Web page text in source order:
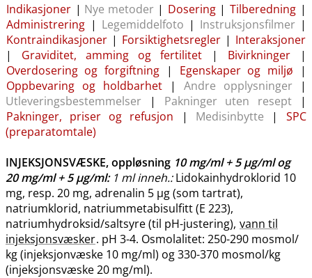
Indikasjoner | Nye metoder | Dosering | Tilberedning |
Administrering | Legemiddelfoto | Instruksjonsfilmer|
Kontraindikasjoner | Forsiktighetsregler | Interaksjoner
| Graviditet, amming og fertilitet | Bivirkninger |
Overdosering og forgiftning | Egenskaper og miljø |
Oppbevaring og holdbarhet |Andre opplysninger |
Utleveringsbestemmelser | Pakninger uten resept |
Pakninger, priser og refusjon | Medisinbytte | SPC
(preparatomtale)
INJEKSJONSVÆSKE, oppløsning 10 mg/ml + 5 μg​/​mlog
20 mg/ml + 5 μg​/​ml: 1 ml inneh.:Lidokainhydroklorid 10
mg, resp. 20 mg, adrenalin 5 μg (som tartrat),
natriumklorid, natriummetabisulfitt (E 223),
natriumhydroksid​/​saltsyre (til pH-justering), vann til
injeksjonsvæsker. pH 3-4. Osmolalitet: 250-290 mosmol​/​
kg (injeksjonvæske 10 mg/ml) og 330-370 mosmol​/​kg
(injeksjonsvæske 20 mg​/​ml).